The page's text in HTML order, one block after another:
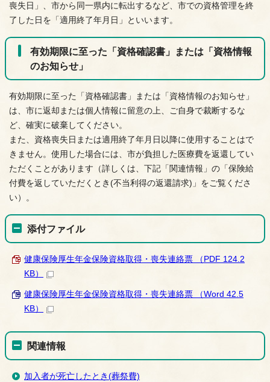
喪失日」、市から同一県内に転出するなど、市での資格管理を終
了した日を「適用終了年月日」といいます。
有効期限に至った「資格確認書」または「資格情報
のお知らせ」
有効期限に至った「資格確認書」または「資格情報のお知らせ」
は、市に返却または個人情報に留意の上、ご自身で裁断するな
ど、確実に破棄してください。
また、資格喪失日または適用終了年月日以降に使用することはで
きません。使用した場合には、市が負担した医療費を返還してい
ただくことがあります（詳しくは、下記「関連情報」の「保険給
付費を返していただくとき(不当利得の返還請求)」をご覧くださ
い）。
添付ファイル
健康保険厚生年金保険資格取得・喪失連絡票 （PDF 124.2
KB）
健康保険厚生年金保険資格取得・喪失連絡票 （Word 42.5
KB）
関連情報
加入者が死亡したとき(葬祭費)